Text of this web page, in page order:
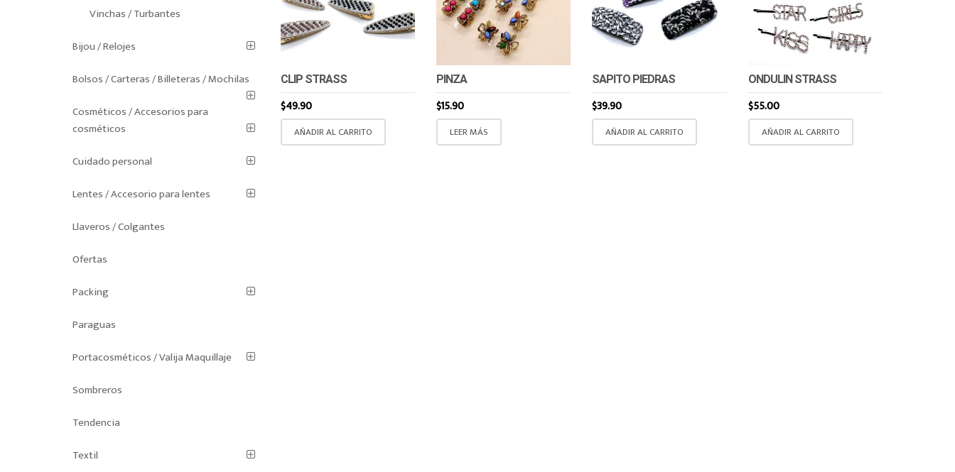
CLIP STRASS
$49.90
AÑADIR AL CARRITO
PINZA
$15.90
LEER MÁS
SAPITO PIEDRAS
$39.90
AÑADIR AL CARRITO
ONDULIN STRASS
$55.00
AÑADIR AL CARRITO
Vinchas / Turbantes
Bijou / Relojes
Bolsos / Carteras / Billeteras / Mochilas
Cosméticos / Accesorios para
cosméticos
Cuidado personal
Lentes / Accesorio para lentes
Llaveros / Colgantes
Ofertas
Packing
Paraguas
Portacosméticos / Valija Maquillaje
Sombreros
Tendencia
Textil